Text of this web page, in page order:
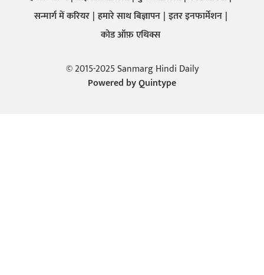
सन्मार्ग में करियर हमारे साथ बिज्ञापन इतर इनफार्मेशन
कोड ऑफ़ एथिक्स
© 2015-2025 Sanmarg Hindi Daily
Powered byQuintype